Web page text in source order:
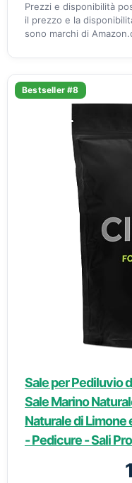
Prezzi e disponibilità
il prezzo e la
sono marchi di
Bestseller #8
Sale per Pediluvio
Sale Marino
Naturale di Limone
- Pedicure - Sali